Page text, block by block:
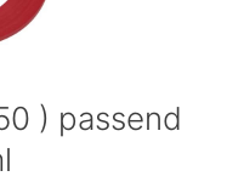
) passend